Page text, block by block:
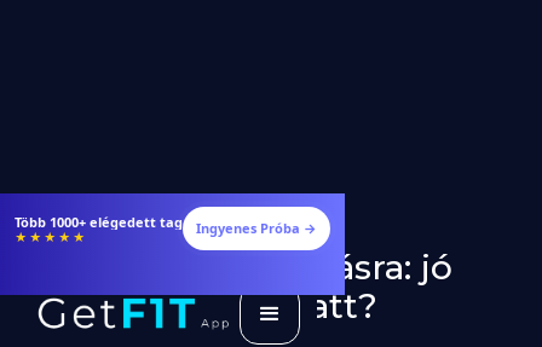
Étrendek, receptek és edzéstervek
★★★★★ Ingyenes Próba →
Görögdinnye fogyásra: jó
választás diéta alatt?